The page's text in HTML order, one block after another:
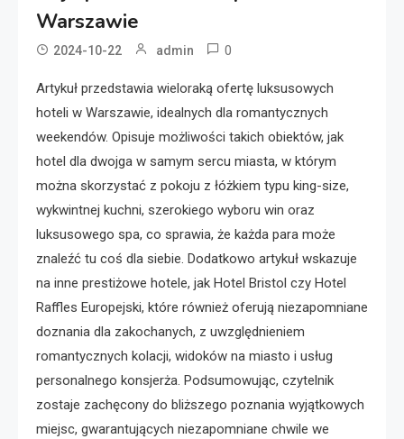
Warszawie
2024-10-22 admin 0
Artykuł przedstawia wieloraką ofertę luksusowych
hoteli w Warszawie, idealnych dla romantycznych
weekendów. Opisuje możliwości takich obiektów, jak
hotel dla dwojga w samym sercu miasta, w którym
można skorzystać z pokoju z łóżkiem typu king-size,
wykwintnej kuchni, szerokiego wyboru win oraz
luksusowego spa, co sprawia, że każda para może
znaleźć tu coś dla siebie. Dodatkowo artykuł wskazuje
na inne prestiżowe hotele, jak Hotel Bristol czy Hotel
Raffles Europejski, które również oferują niezapomniane
doznania dla zakochanych, z uwzględnieniem
romantycznych kolacji, widoków na miasto i usług
personalnego konsjerża. Podsumowując, czytelnik
zostaje zachęcony do bliższego poznania wyjątkowych
miejsc, gwarantujących niezapomniane chwile we